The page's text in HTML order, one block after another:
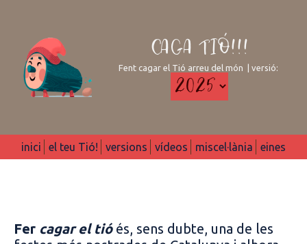
CAGA TIÓ!!!
Fent cagar el Tió arreu del món | versió:
inici el teu Tió! versions vídeos miscel·lània eines
Fer cagar el tióés, sens dubte, una de les